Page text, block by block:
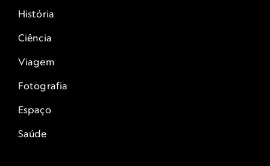
História
Ciência
Viagem
Fotografia
Espaço
Saúde